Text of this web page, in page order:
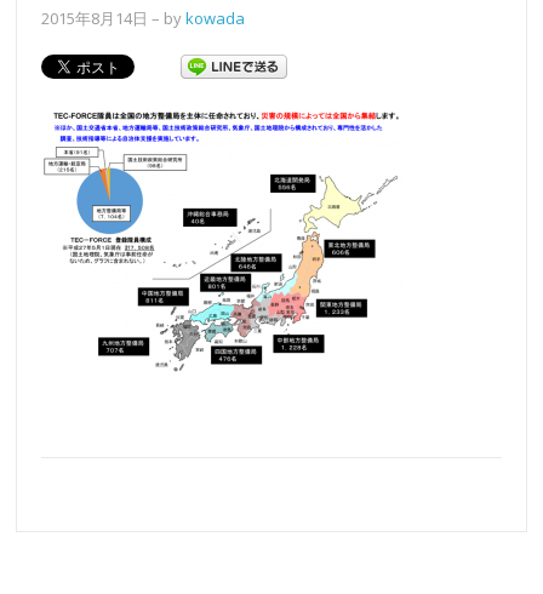
2015年8月14日 – bykowada